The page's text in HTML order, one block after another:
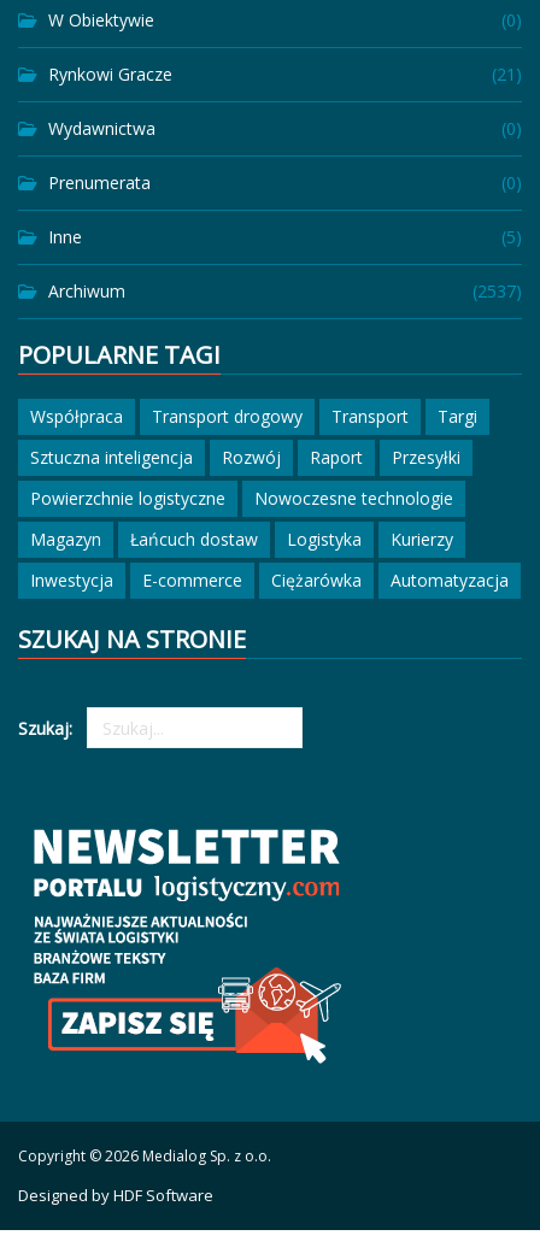
W Obiektywie (0)
Rynkowi Gracze (21)
Wydawnictwa (0)
Prenumerata (0)
Inne (5)
Archiwum (2537)
POPULARNE TAGI
Współpraca Transport drogowy Transport
Targi
Sztuczna inteligencja
Rozwój Raport
Przesyłki
Powierzchnie logistyczne
Nowoczesne technologie
Magazyn
Łańcuch dostaw Logistyka
Kurierzy
Inwestycja
E-commerce Ciężarówka Automatyzacja
SZUKAJ NA STRONIE
Szukaj:
Copyright © 2026 Medialog Sp. z o.o.
Designed by HDF Software